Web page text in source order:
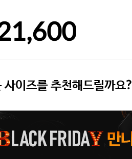
5만원 이
원 할인 쿠폰(8.1~31)
사이즈를 추천해드릴까요?